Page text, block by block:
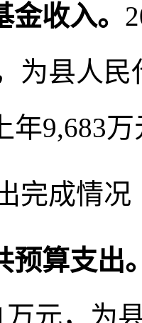
收入。
为县人
年9,683
完成情况
预算支出
万元，为